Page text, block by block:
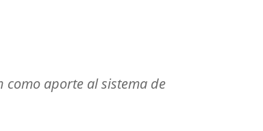
aporte al sistema de